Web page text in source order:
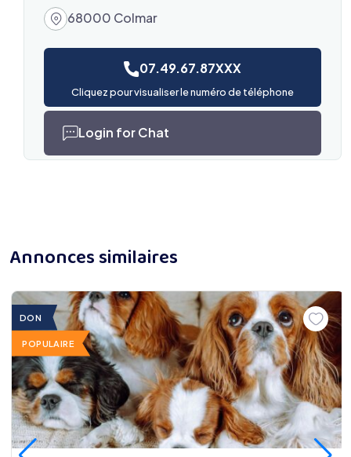
68000 Colmar
07.49.67.87XXX
Cliquez pour visualiser le numéro de téléphone
Login for Chat
Annonces similaires
DON
POPULAIRE